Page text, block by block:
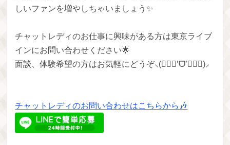
しいファンを増やしちゃいましょう✨
チャットレディのお仕事に興味がある方は東京ライブ
インにお問い合わせください🌟
面談、体験希望の方はお気軽にどうぞ⸜(๑⃙⃘’ᗜ’๑⃙⃘)⸝
チャットレディのお問い合わせはこちらから🎶